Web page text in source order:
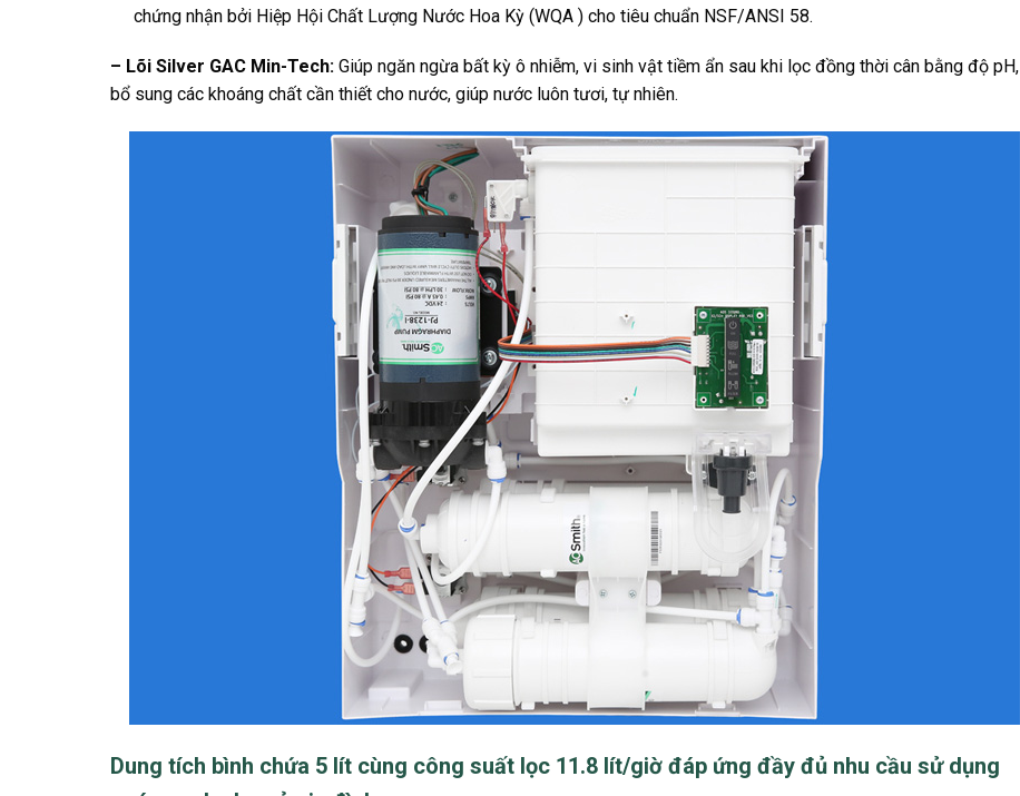
chứng nhận bởi Hiệp Hội Chất Lượng Nước Hoa Kỳ (WQA ) cho tiêu chuẩn NSF/ANSI 58.
– Lõi Silver GAC Min-Tech:Giúp ngăn ngừa bất kỳ ô nhiễm, vi sinh vật tiềm ẩn sau khi lọc đồng thời cân bằng độ pH,
bổ sung các khoáng chất cần thiết cho nước, giúp nước luôn tươi, tự nhiên.
Dung tích bình chứa 5 lít cùng công suất lọc 11.8 lít/giờ đáp ứng đầy đủ nhu cầu sử dụng